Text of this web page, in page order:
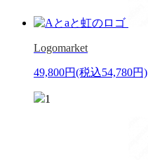
Logomarket
49,800円(税込54,780円)
1